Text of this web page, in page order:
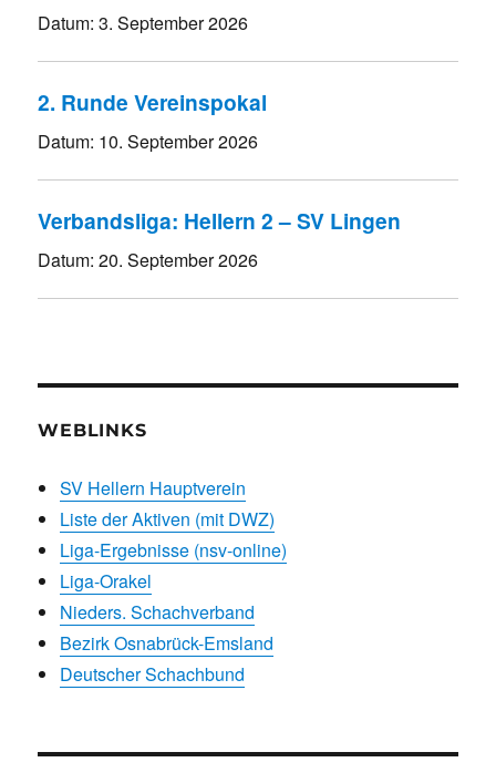
Datum:3. September 2026
2. Runde Vereinspokal
Datum: 10. September 2026
Verbandsliga: Hellern 2 – SV Lingen
Datum:20. September 2026
WEBLINKS
SV Hellern Hauptverein
Liste der Aktiven (mit DWZ)
Liga-Ergebnisse (nsv-online)
Liga-Orakel
Nieders. Schachverband
Bezirk Osnabrück-Emsland
Deutscher Schachbund